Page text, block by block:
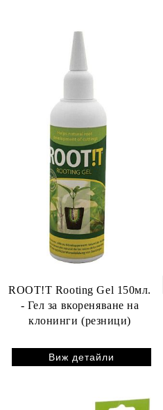
ROOT!T Rooting Gel 150мл.
- Гел за вкореняване на
клонинги (резници)
Виж детайли